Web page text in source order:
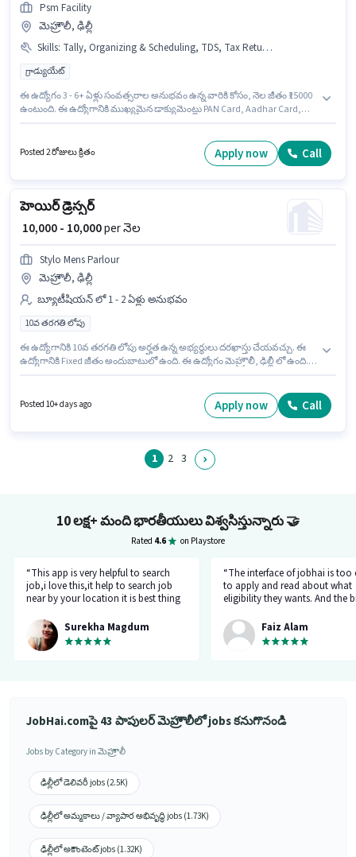
Psm Facility
మెహ్రౌలీ, ఢిల్లీ
Skills: Tally, Organizing & Scheduling, TDS, Tax Returns, Taxation - VAT & Sales Tax, MS Excel, PAN Card, Customer Handling, Cash Flow, Balance Sheet, Computer Knowledge, Bank Account, Handling Calls, Book Keeping, Aadhar Card, GST, Audit
గ్రాడ్యుయేట్
ఈ ఉద్యోగం 3 - 6+ ఏళ్లు సంవత్సరాల అనుభవం ఉన్న వారికి కోసం, నెల జీతం ₹15000
ఉంటుంది. ఈ ఉద్యోగానికి ముఖ్యమైన డాక్యుమెంట్లు PAN Card, Aadhar Card,
ఢిల్లీ లో ఉంది. ఈ ఉద్యోగంలో అదనపు ప్రయోజనాలు Medical Benefits ఉన్నాయి.
Posted 2 రోజులు క్రితం Apply now Call
హెయిర్ డ్రెస్సర్
₹ 10,000 - 10,000per నెల
Stylo Mens Parlour
మెహ్రౌలీ, ఢిల్లీ
బ్యూటీషియన్ లో 1 - 2 ఏళ్లు అనుభవం
10వ తరగతి లోపు
ఈ ఉద్యోగానికి 10వ తరగతి లోపు అర్హత ఉన్న అభ్యర్థులు దరఖాస్తు చేయవచ్చు. ఈ
ఉద్యోగానికి Fixed జీతం అందుబాటులో ఉంది. ఈ ఉద్యోగం మెహ్రౌలీ, ఢిల్లీ లో ఉంది.
ఉంటుంది.
Posted 10+ days ago Apply now Call
1 2 3
10 లక్ష+ మంది భారతీయులు విశ్వసిస్తున్నారు🤝
Rated 4.6 on Playstore
“This app is very helpful to search
job,i love this,it help to search job
near by your location it is best thing
app.”
Surekha Magdum
“The interface of jobhai is too
to apply and read about what
eligibility they wants. And the
company HR l like the most. I
applied for job let's see whats
happening.”
Faiz Alam
JobHai.comపై 43 పాపులర్ మెహ్రౌలీలో jobs కనుగొనండి
Jobs by Category in మెహ్రౌలీ
ఢిల్లీలో డెలివరీ jobs (2.5K)
ఢిల్లీలో అమ్మకాలు / వ్యాపార అభివృద్ధి jobs (1.73K)
ఢిల్లీలో అకౌంటెంట్ jobs (1.32K)